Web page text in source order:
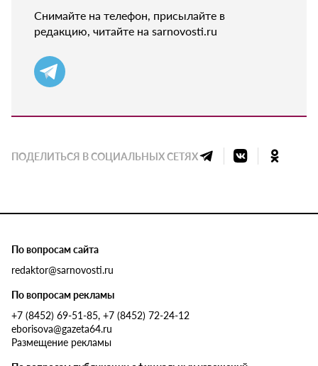
Снимайте на телефон, присылайте в
редакцию, читайте на sarnovosti.ru
ПОДЕЛИТЬСЯ В СОЦИАЛЬНЫХ СЕТЯХ
По вопросам сайта
redaktor@sarnovosti.ru
По вопросам рекламы
+7 (8452) 69-51-85, +7 (8452) 72-24-12
eborisova@gazeta64.ru
Размещение рекламы